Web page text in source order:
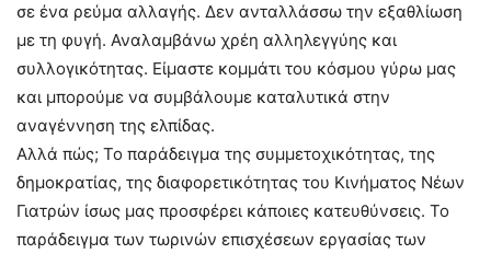
σε ένα ρεύμα αλλαγής. Δεν ανταλλάσσω την εξαθλίωση
με τη φυγή. Αναλαμβάνω χρέη αλληλεγγύης και
συλλογικότητας. Είμαστε κομμάτι του κόσμου γύρω μας
και μπορούμε να συμβάλουμε καταλυτικά στην
αναγέννηση της ελπίδας.
Αλλά πώς; Το παράδειγμα της συμμετοχικότητας, της
δημοκρατίας, της διαφορετικότητας του Κινήματος Νέων
Γιατρών ίσως μας προσφέρει κάποιες κατευθύνσεις. Το
παράδειγμα των τωρινών επισχέσεων εργασίας των